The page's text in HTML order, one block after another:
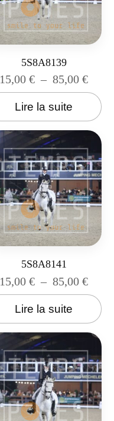
5S8A8139
15,00€ – 85,00€
Lire la suite
5S8A8141
15,00€ – 85,00€
Lire la suite